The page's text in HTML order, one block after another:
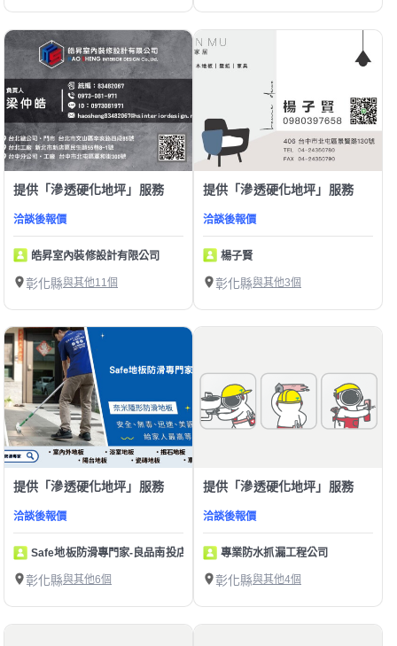
提供「滲透硬化地坪」服務
洽談後報價
皓昇室內裝修設計有限公司
彰化縣與其他11個
提供「滲透硬化地坪」服務
洽談後報價
楊子賢
彰化縣與其他3個
提供「滲透硬化地坪」服務
洽談後報價
Safe地板防滑專門家-良品南投店
彰化縣與其他6個
提供「滲透硬化地坪」服務
洽談後報價
專業防水抓漏工程公司
彰化縣與其他4個